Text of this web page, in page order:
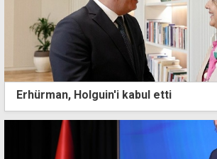
Erhürman, Holguin'i kabul etti